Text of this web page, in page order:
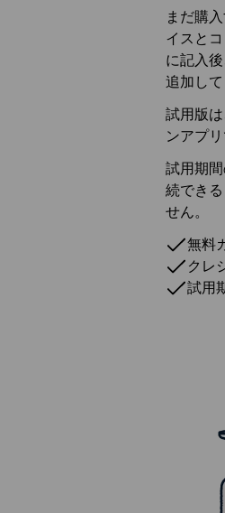
まだ購
イスと
に記入
追加して
試用版は
ンアプリ
試用期
続でき
せん。
無料
クレ
試用